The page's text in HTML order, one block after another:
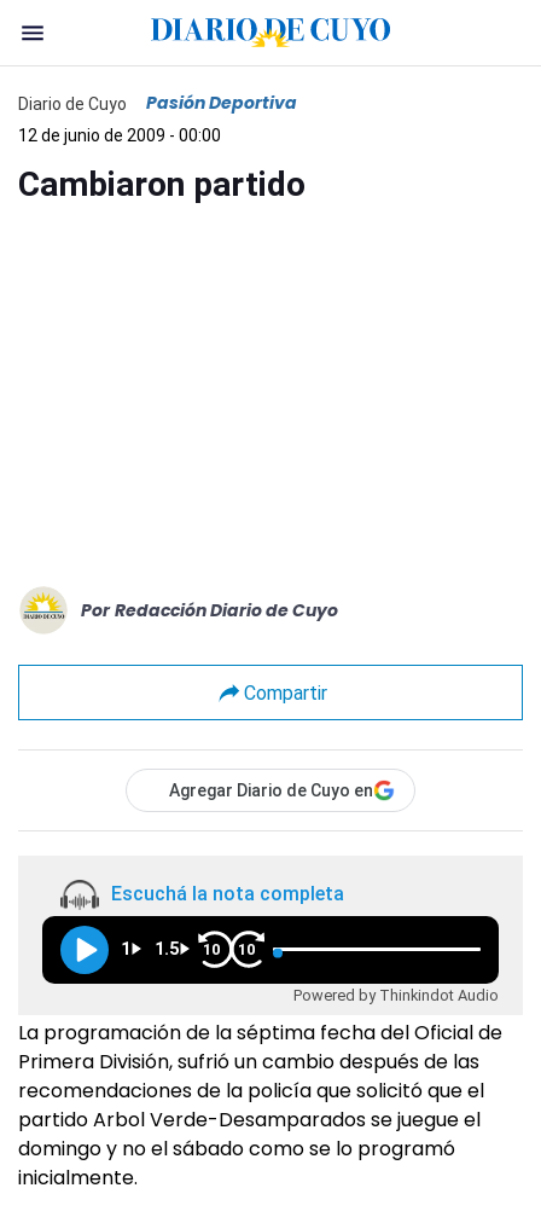
Diario de Cuyo Pasión Deportiva
12 de junio de 2009 - 00:00
Cambiaron partido
Por Redacción Diario de Cuyo
Compartir
Agregar Diario de Cuyo en
Escuchá la nota completa
1 1.5 10 10
Powered by Thinkindot Audio
La programación de la séptima fecha del Oficial de
Primera División, sufrió un cambio después de las
recomendaciones de la policía que solicitó que el
partido Arbol Verde-Desamparados se juegue el
domingo y no el sábado como se lo programó
inicialmente.